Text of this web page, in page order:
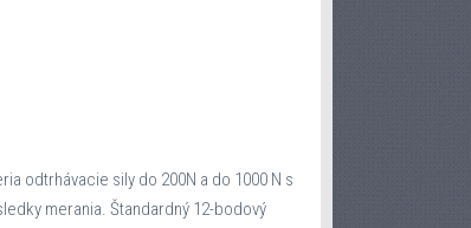
odtrhávacie sily do 200N a do 1000 N s
merania. Štandardný 12-bodový